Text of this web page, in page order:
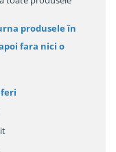
produsele în
fara nici o